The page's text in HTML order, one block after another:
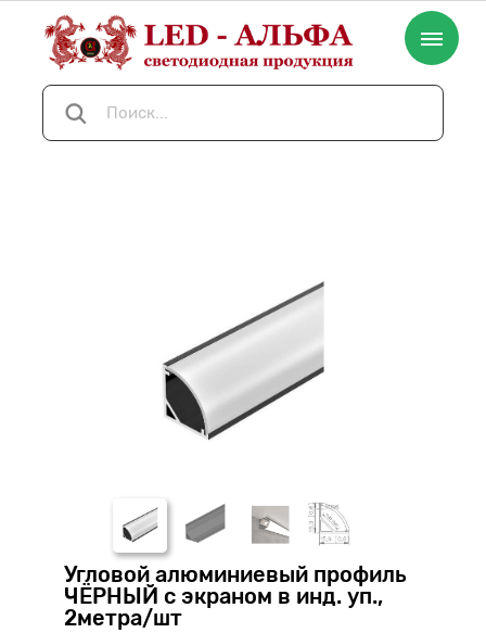
Угловой алюминиевый профиль
ЧЁРНЫЙ с экраном в инд. уп.,
2метра/шт